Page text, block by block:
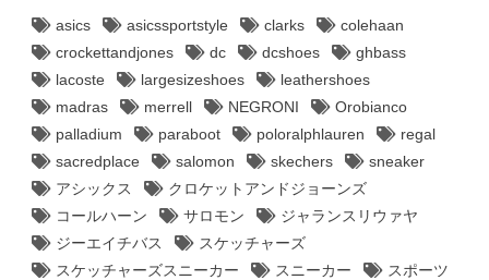
asics asicssportstyle clarks
colehaan
crockettandjones
dc dcshoes
ghbass
lacoste
largesizeshoes
leathershoes
madras
merrell NEGRONI
Orobianco
palladium
paraboot poloralphlauren
regal
sacredplace
salomon skechers
sneaker
アシックス
クロケットアンドジョーンズ
コールハーン
サロモン
ジャランスリウァヤ
ジーエイチバス
スケッチャーズ
スケッチャーズスニーカー
スニーカー
スポーツ